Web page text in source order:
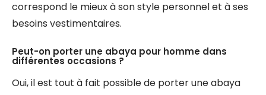
correspond le mieux à son style personnel et à ses
besoins vestimentaires.
Peut-on porter une abaya pour homme dans
différentes occasions ?
Oui, il est tout à fait possible de porter une abaya